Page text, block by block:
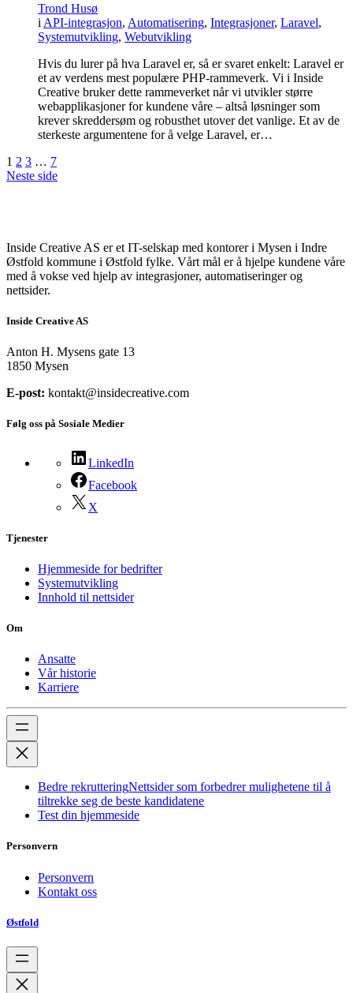
Trond Husø
i API-integrasjon, Automatisering, Integrasjoner, Laravel,
Systemutvikling, Webutvikling
Hvis du lurer på hva Laravel er, så er svaret enkelt: Laravel er
et av verdens mest populære PHP-rammeverk. Vi i Inside
Creative bruker dette rammeverket når vi utvikler større
webapplikasjoner for kundene våre – altså løsninger som
krever skreddersøm og robusthet utover det vanlige. Et av de
sterkeste argumentene for å velge Laravel, er…
1 2 3 … 7
Neste side
Inside Creative AS er et IT-selskap med kontorer i Mysen i Indre
Østfold kommune i Østfold fylke. Vårt mål er å hjelpe kundene våre
med å vokse ved hjelp av integrasjoner, automatiseringer og
nettsider.
Inside Creative AS
Anton H. Mysens gate 13
1850 Mysen
E-post: kontakt@insidecreative.com
Følg oss på Sosiale Medier
LinkedIn
Facebook
X
Tjenester
Hjemmeside for bedrifter
Systemutvikling
Innhold til nettsider
Om
Ansatte
Vår historie
Karriere
Bedre rekrutteringNettsider som forbedrer mulighetene til å
tiltrekke seg de beste kandidatene
Test din hjemmeside
Personvern
Personvern
Kontakt oss
Østfold